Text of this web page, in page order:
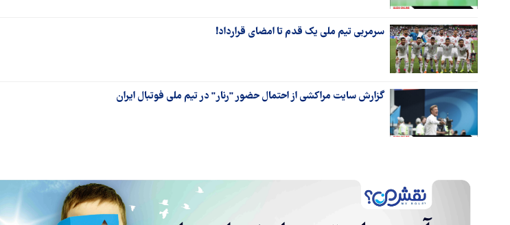
سرمربی تیم ملی یک قدم تا امضای قرارداد!
گزارش سایت مراکشی از احتمال حضور "رنار" در تیم ملی فوتبال ایران